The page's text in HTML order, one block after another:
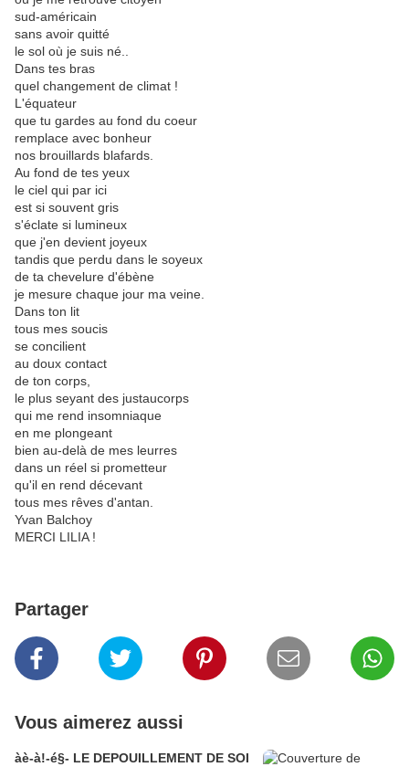
sud-américain
sans avoir quitté
le sol où je suis né..
Dans tes bras
quel changement de climat !
L'équateur
que tu gardes au fond du coeur
remplace avec bonheur
nos brouillards blafards.
Au fond de tes yeux
le ciel qui par ici
est si souvent gris
s'éclate si lumineux
que j'en devient joyeux
tandis que perdu dans le soyeux
de ta chevelure d'ébène
je mesure chaque jour ma veine.
Dans ton lit
tous mes soucis
se concilient
au doux contact
de ton corps,
le plus seyant des justaucorps
qui me rend insomniaque
en me plongeant
bien au-delà de mes leurres
dans un réel si prometteur
qu'il en rend décevant
tous mes rêves d'antan.
Yvan Balchoy
MERCI LILIA !
Partager
Vous aimerez aussi
àè-à!-é§- LE DEPOUILLEMENT DE SOI